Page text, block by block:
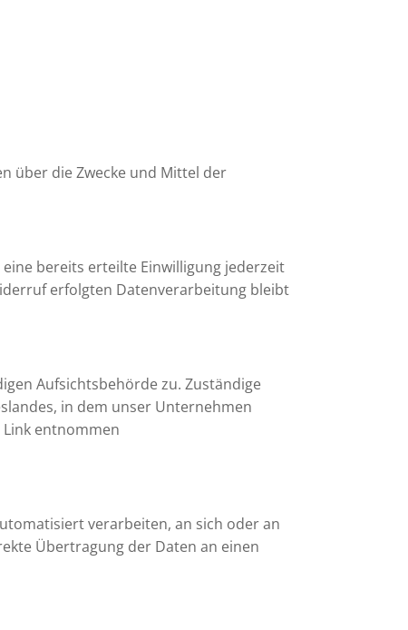
über die Zwecke und Mittel der
bereits erteilte Einwilligung jederzeit
erfolgten Datenverarbeitung bleibt
Aufsichtsbehörde zu. Zuständige
in dem unser Unternehmen
entnommen
verarbeiten, an sich oder an
Übertragung der Daten an einen